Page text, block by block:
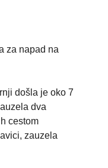
za napad na
došla je oko 7
dva
cestom
zauzela